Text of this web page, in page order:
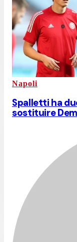
Napoli
Spalletti ha
sostituire